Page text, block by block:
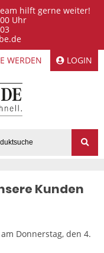
hilft gerne weiter!
Uhr
WERDEN
LOGIN
Kunden
Donnerstag, den 4.